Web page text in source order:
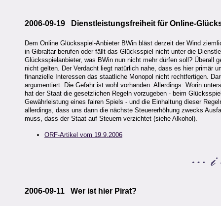
2006-09-19 Dienstleistungsfreiheit für Online-
Dem Online Glücksspiel-Anbieter BWin bläst derzeit der Wind
in Gibraltar berufen oder fällt das Glücksspiel nicht unter die
Glücksspielanbieter, was BWin nun nicht mehr dürfen soll? Überall
nicht gelten. Der Verdacht liegt natürlich nahe, dass es hier primär
finanzielle Interessen das staatliche Monopol nicht rechtfertigen.
argumentiert. Die Gefahr ist wohl vorhanden. Allerdings: Worin
hat der Staat die gesetzlichen Regeln vorzugeben - beim
Gewährleistung eines fairen Spiels - und die Einhaltung dieser
allerdings, dass uns dann die nächste Steuererhöhung zwecks
muss, dass der Staat auf Steuern verzichtet (siehe Alkohol).
ORF-Artikel vom 19.9.2006
2006-09-11 Wer ist hier Pirat?